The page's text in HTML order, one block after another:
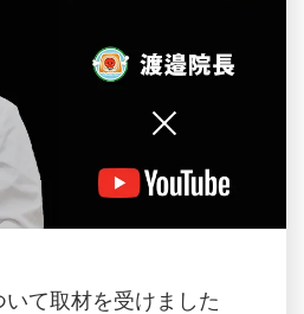
て取材を受けました